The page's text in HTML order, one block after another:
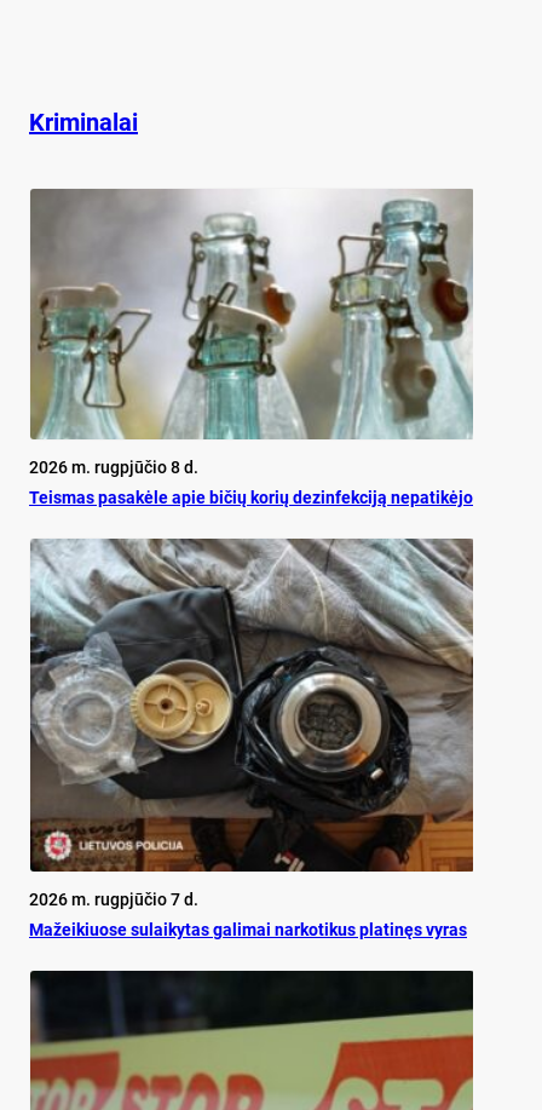
Kriminalai
2026 m. rugpjūčio 8 d.
Teis­mas pa­sa­kė­le apie bi­čių ko­rių de­zin­fek­ci­ją ne­pa­ti­kė­jo
2026 m. rugpjūčio 7 d.
Mažeikiuose sulaikytas galimai narkotikus platinęs vyras